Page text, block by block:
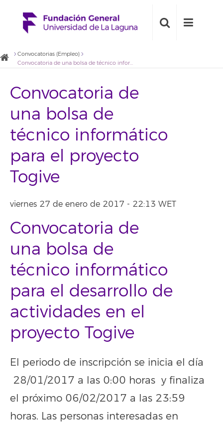
Convocatorias (Empleo)
Convocatoria de una bolsa de técnico informático para el proyecto Togive
Convocatoria de
una bolsa de
técnico informático
para el proyecto
Togive
viernes 27 de enero de 2017 - 22:13 WET
Convocatoria de
una bolsa de
técnico informático
para el desarrollo de
actividades en el
proyecto Togive
El periodo de inscripción se inicia el día
28/01/2017 a las 0:00 horas y finaliza
el próximo 06/02/2017 a las 23:59
horas. Las personas interesadas en